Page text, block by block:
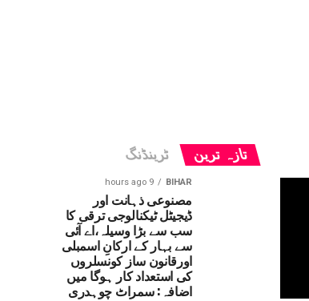
تازہ ترین ٹرینڈنگ
BIHAR
9 hours ago
مصنوعی ذہانت اور
ڈیجیٹل ٹیکنالوجی ترقی کا
سب سے بڑا وسیلہ،اے آئی
سے بہار کے ارکانِ اسمبلی
اورقانون ساز کونسلروں
کی استعداد کار ہوگا میں
اضافہ: سمراٹ چوہدری